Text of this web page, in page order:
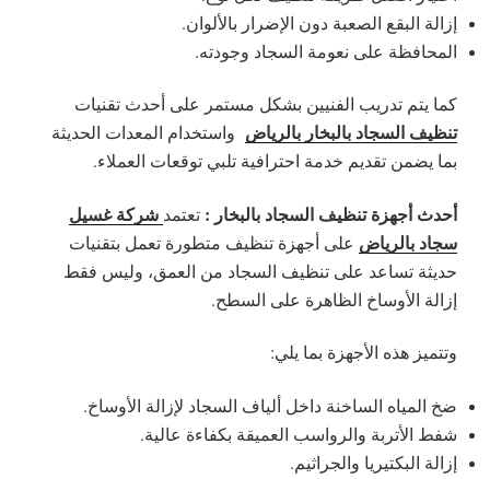
إزالة البقع الصعبة دون الإضرار بالألوان.
المحافظة على نعومة السجاد وجودته.
كما يتم تدريب الفنيين بشكل مستمر على أحدث تقنيات
تنظيف السجاد بالبخار بالرياض واستخدام المعدات الحديثة
بما يضمن تقديم خدمة احترافية تلبي توقعات العملاء.
أحدث أجهزة تنظيف السجاد بالبخار : تعتمد شركة غسيل
سجاد بالرياض على أجهزة تنظيف متطورة تعمل بتقنيات
حديثة تساعد على تنظيف السجاد من العمق، وليس فقط
إزالة الأوساخ الظاهرة على السطح.
وتتميز هذه الأجهزة بما يلي:
ضخ المياه الساخنة داخل ألياف السجاد لإزالة الأوساخ.
شفط الأتربة والرواسب العميقة بكفاءة عالية.
إزالة البكتيريا والجراثيم.